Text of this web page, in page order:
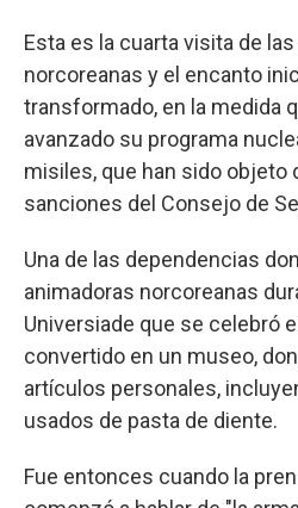
Esta es la cuarta visita de
norcoreanas y el encanto
transformado, en la medida
avanzado su programa
misiles, que han sido objeto
sanciones del Consejo de
Una de las dependencias
animadoras norcoreanas
Universiade que se celebró
convertido en un museo,
artículos personales,
usados de pasta de diente.
Fue entonces cuando la